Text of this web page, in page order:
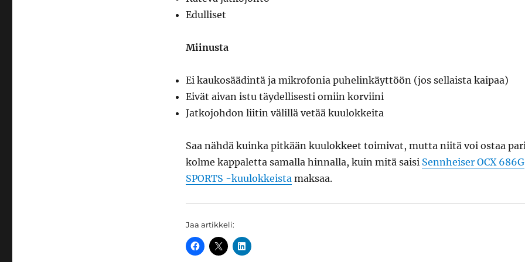
Edulliset
Miinusta
Ei kaukosäädintä ja mikrofonia puhelinkäyttöön (jos sellaista kaipaa)
Eivät aivan istu täydellisesti omiin korviini
Jatkojohdon liitin välillä vetää kuulokkeita
Saa nähdä kuinka pitkään kuulokkeet toimivat, mutta niitä voi ostaa
kolme kappaletta samalla hinnalla, kuin mitä saisi Sennheiser OCX 686G
SPORTS -kuulokkeistamaksaa.
Jaa artikkeli: